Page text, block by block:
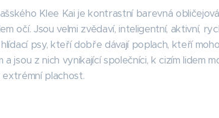
Klee Kai je kontrastní barevná
očí. Jsou velmi zvědaví, inteligentní, aktivní,
hlídací psy, kteří dobře dávají poplach, kteří
a jsou z nich vynikající společníci, k cizím lidem
plachost.